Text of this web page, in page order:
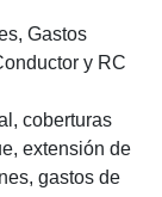
Gastos
y RC
coberturas
extensión de
gastos de